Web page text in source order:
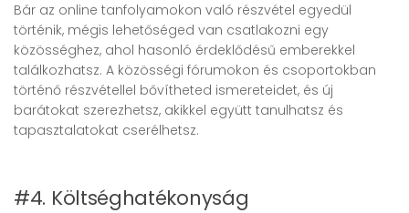
Bár az online tanfolyamokon való részvétel egyedül
történik, mégis lehetőséged van csatlakozni egy
közösséghez, ahol hasonló érdeklődésű emberekkel
találkozhatsz. A közösségi fórumokon és csoportokban
történő részvétellel bővítheted ismereteidet, és új
barátokat szerezhetsz, akikkel együtt tanulhatsz és
tapasztalatokat cserélhetsz.
#4. Költséghatékonyság